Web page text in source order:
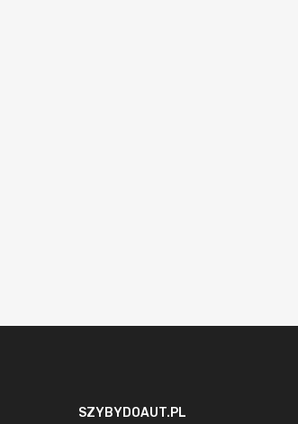
SZYBYDOAUT.PL